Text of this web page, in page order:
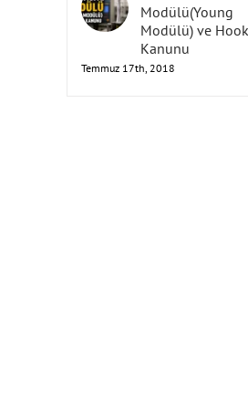
Elastisite
Modülü(Young
Modülü) ve Hooke